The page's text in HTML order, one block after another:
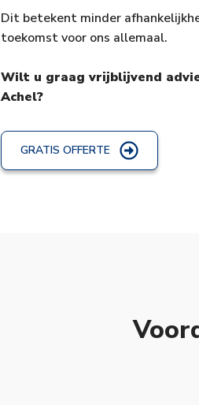
Dit betekent minder
toekomst voor ons allemaal.
Wilt u graag vrijblijvend
Achel?
GRATIS OFFERTE